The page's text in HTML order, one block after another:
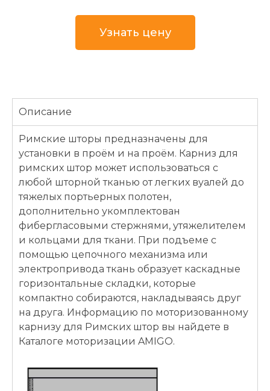
Узнать цену
Описание
Римские шторы предназначены для
установки в проём и на проём. Карниз для
римских штор может использоваться с
любой шторной тканью от легких вуалей до
тяжелых портьерных полотен,
дополнительно укомплектован
фибергласовыми стержнями, утяжелителем
и кольцами для ткани. При подъеме с
помощью цепочного механизма или
электропривода ткань образует каскадные
горизонтальные складки, которые
компактно собираются, накладываясь друг
на друга. Информацию по моторизованному
карнизу для Римских штор вы найдете в
Каталоге моторизации AMIGO.